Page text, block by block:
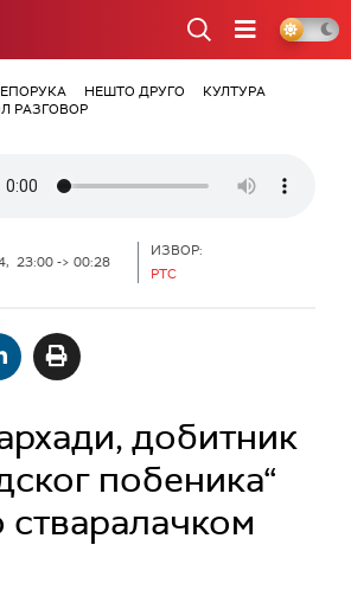
НЕШТО ДРУГО
КУЛТУРА
РАЗГОВОР
23:00 -> 00:28
ИЗВОР:
РТС
добитник
побеника“